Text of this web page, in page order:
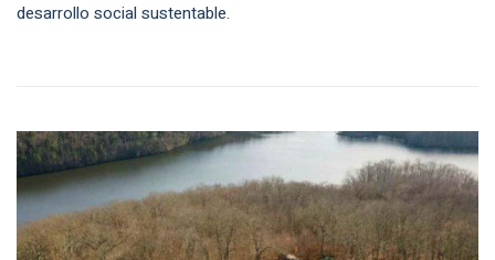
desarrollo social sustentable.